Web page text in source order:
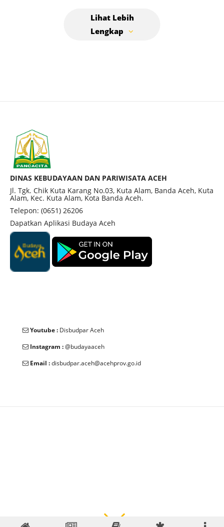
DINAS KEBUDAYAAN DAN PARIWISATA ACEH
Jl. Tgk. Chik Kuta Karang No.03, Kuta Alam, Banda Aceh, Kuta
Alam, Kec. Kuta Alam, Kota Banda Aceh.
Telepon: (0651) 26206
Dapatkan Aplikasi Budaya Aceh
Youtube : Disbudpar Aceh
Instagram :@budayaaceh
Email :disbudpar.aceh@acehprov.go.id